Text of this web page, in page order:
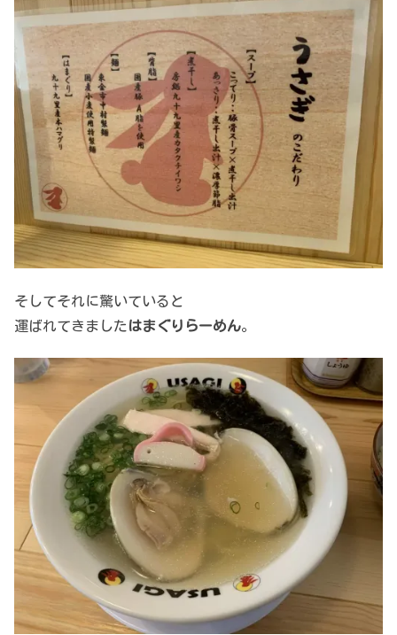
そしてそれに驚いていると
運ばれてきました はまぐりらーめん。